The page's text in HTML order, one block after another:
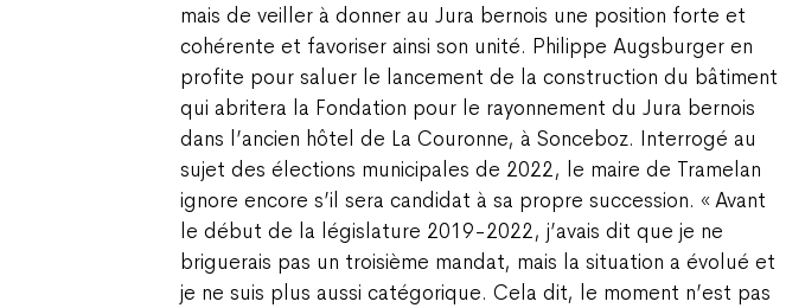
mais de veiller à donner au Jura bernois une position forte et
cohérente et favoriser ainsi son unité. Philippe Augsburger en
profite pour saluer le lancement de la construction du bâtiment
qui abritera la Fondation pour le rayonnement du Jura bernois
dans l’ancien hôtel de La Couronne, à Sonceboz. Interrogé au
sujet des élections municipales de 2022, le maire de Tramelan
ignore encore s’il sera candidat à sa propre succession. « Avant
le début de la législature 2019-2022, j’avais dit que je ne
briguerais pas un troisième mandat, mais la situation a évolué et
je ne suis plus aussi catégorique. Cela dit, le moment n’est pas